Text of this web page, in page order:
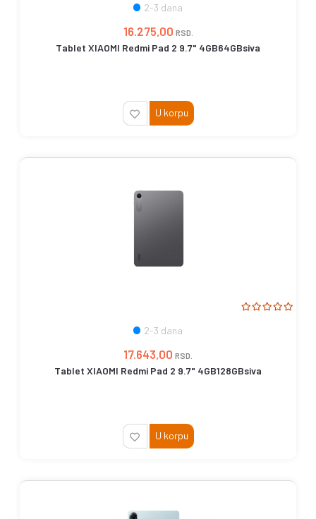
2-3 dana
16.275,00 RSD.
Tablet XIAOMI Redmi Pad 2 9.7" 4GB64GBsiva
U korpu
2-3 dana
17.643,00 RSD.
Tablet XIAOMI Redmi Pad 2 9.7" 4GB128GBsiva
U korpu